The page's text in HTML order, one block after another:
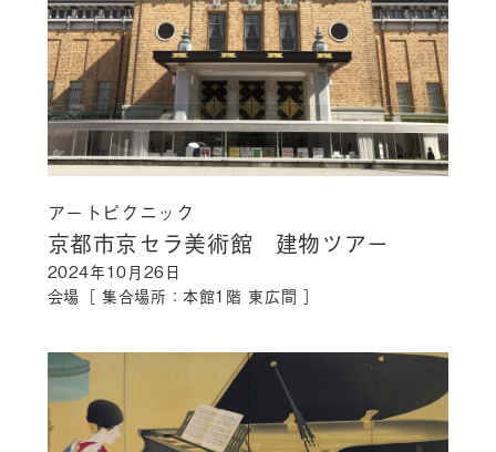
アートピクニック
京都市京セラ美術館 建物ツアー
2024年10月26日
会場［ 集合場所：本館1階 東広間 ］